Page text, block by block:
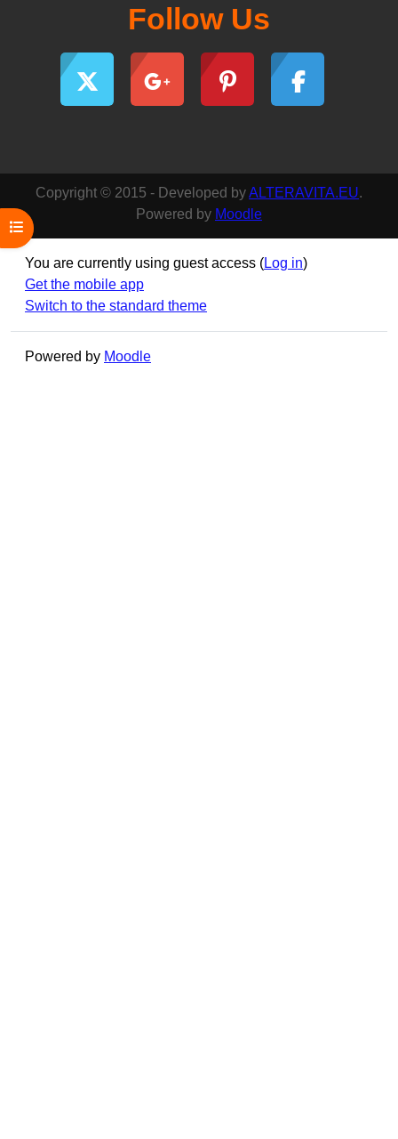
Open course index
Follow Us
Copyright © 2015 - Developed byALTERAVITA.EU.
Powered by Moodle
You are currently using guest access (Log in)
Get the mobile app
Switch to the standard theme
Powered by Moodle